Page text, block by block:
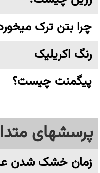
چرا بتن ترک
رنگ اکریلیک
پیگمنت چیست؟
پرسشهای
زمان خشک شدن